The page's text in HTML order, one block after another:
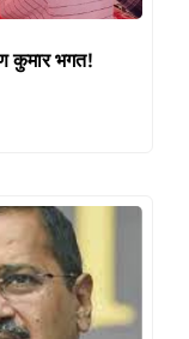
कुमार भगत!